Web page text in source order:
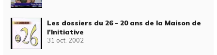
Les dossiers du 26 - 20 ans de la Maison de
l'Initiative
31 oct. 2002